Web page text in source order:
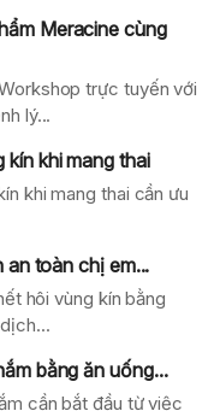
Meracine cùng
trực tuyến với
lý...
kín khi mang thai
khi mang thai cần ưu
an toàn chị em...
hôi vùng kín bằng
bằng ăn uống...
cần bắt đầu từ việc